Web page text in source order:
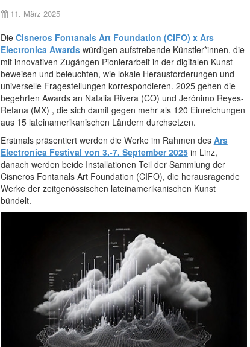
11. März 2025
Die Cisneros Fontanals Art Foundation (CIFO) x Ars
Electronica Awardswürdigen aufstrebende Künstler*innen, die
mit innovativen Zugängen Pionierarbeit in der digitalen Kunst
beweisen und beleuchten, wie lokale Herausforderungen und
universelle Fragestellungen korrespondieren. 2025 gehen die
begehrten Awards an Natalia Rivera (CO) und Jerónimo Reyes-
Retana (MX) , die sich damit gegen mehr als 120 Einreichungen
aus 15 lateinamerikanischen Ländern durchsetzen.
Erstmals präsentiert werden die Werke im Rahmen des Ars
Electronica Festival von 3.-7. September 2025in Linz,
danach werden beide Installationen Teil der Sammlung der
Cisneros Fontanals Art Foundation (CIFO), die herausragende
Werke der zeitgenössischen lateinamerikanischen Kunst
bündelt.